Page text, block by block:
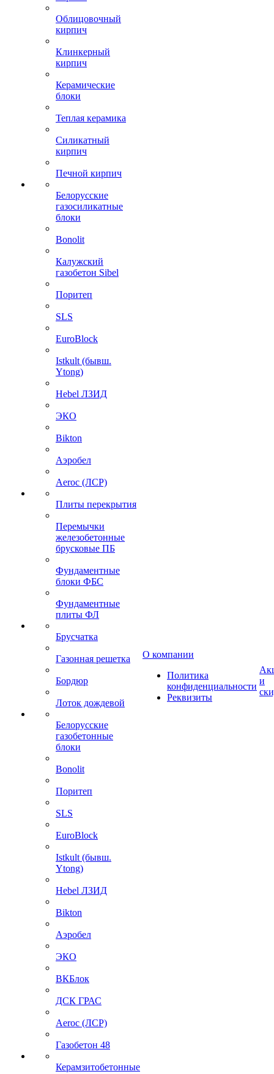
Облицовочный
кирпич
Клинкерный
кирпич
Керамические
блоки
Теплая керамика
Силикатный
кирпич
Печной кирпич
Белорусские
газосиликатные
блоки
Bonolit
Калужский
газобетон Sibel
Поритеп
SLS
EuroBlock
Istkult (бывш.
Ytong)
Hebel ЛЗИД
ЭКО
Bikton
Аэробел
Aeroc (ЛСР)
Плиты перекрытия
Перемычки
железобетонные
брусковые ПБ
Фундаментные
блоки ФБС
Фундаментные
плиты ФЛ
Брусчатка
Газонная решетка
Бордюр
Лоток дождевой
Белорусские
газобетонные
блоки
Bonolit
Поритеп
SLS
EuroBlock
Istkult (бывш.
Ytong)
Hebel ЛЗИД
Bikton
Аэробел
ЭКО
ВКБлок
ДСК ГРАС
Aeroc (ЛСР)
Газобетон 48
Керамзитобетонные
О компании
Политика
конфиденциальности
Реквизиты
и